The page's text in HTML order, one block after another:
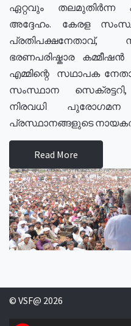
ഏറ്റവും തലമുതിർന്ന
അദ്ദേഹം. കേരള
പ്രതിപക്ഷനേതാവ്,
ഭരണപരിഷ്കാര
എമ്മിന്റെ സഥാപക
സംസ്ഥാന സെക്രട്ടറി,
നിരവധി
പ്രസ്ഥാനങ്ങളുടെ
Read More
© VSF@ 2026